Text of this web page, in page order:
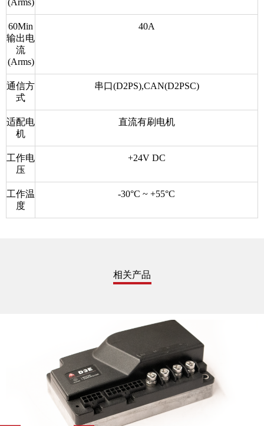
60Min
输出电
流
(Arms)
40A
通信方
式
串口(D2PS),CAN(D2PSC)
适配电
机
直流有刷电机
工作电
压
+24V DC
工作温
度
-30°C ~ +55°C
相关产品